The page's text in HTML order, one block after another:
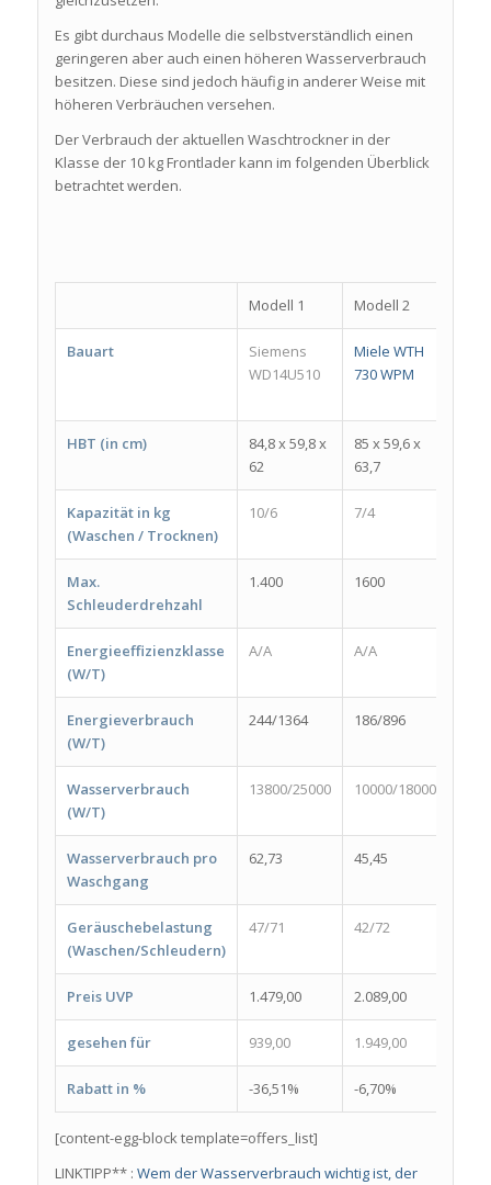
Es gibt durchaus Modelle die selbstverständlich einen
geringeren aber auch einen höheren Wasserverbrauch
besitzen. Diese sind jedoch häufig in anderer Weise mit
höheren Verbräuchen versehen.
Der Verbrauch der aktuellen Waschtrockner in der
Klasse der 10 kg Frontlader kann im folgenden Überblick
betrachtet werden.
Modell 1 Modell 2
Bauart
Siemens
WD14U510
Miele WTH
730 WPM
HBT (in cm)
84,8 x 59,8 x
62
85 x 59,6 x
63,7
Kapazität in kg
(Waschen / Trocknen)
10/6 7/4
Max.
Schleuderdrehzahl
1.400 1600
Energieeffizienzklasse
(W/T)
A/A A/A
Energieverbrauch
(W/T)
244/1364 186/896
Wasserverbrauch
(W/T)
13800/25000 10000/18000
Wasserverbrauch pro
Waschgang
62,73 45,45
Geräuschebelastung
(Waschen/Schleudern)
47/71 42/72
Preis UVP 1.479,00 2.089,00
gesehen für 939,00 1.949,00
Rabatt in % -36,51% -6,70%
[content-egg-block template=offers_list]
LINKTIPP** : Wem der Wasserverbrauch wichtig ist, der